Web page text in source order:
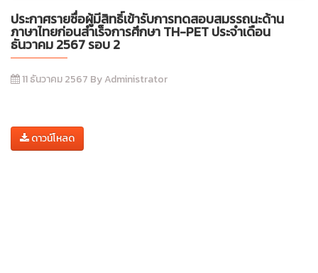
ประกาศรายชื่อผู้มีสิทธิ์เข้ารับการทดสอบสมรรถนะด้าน
ภาษาไทยก่อนสำเร็จการศึกษา TH-PET ประจำเดือน
ธันวาคม 2567 รอบ 2
11 ธันวาคม 2567 By Administrator
ดาวน์โหลด